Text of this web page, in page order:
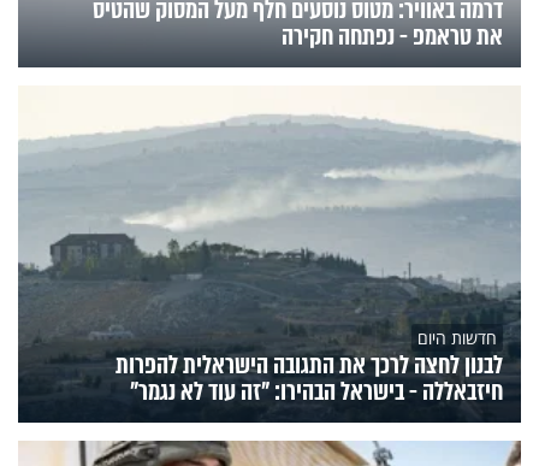
דרמה באוויר: מטוס נוסעים חלף מעל המסוק שהטיס
את טראמפ - נפתחה חקירה
חדשות היום
לבנון לחצה לרכך את התגובה הישראלית להפרות
חיזבאללה - בישראל הבהירו: "זה עוד לא נגמר"